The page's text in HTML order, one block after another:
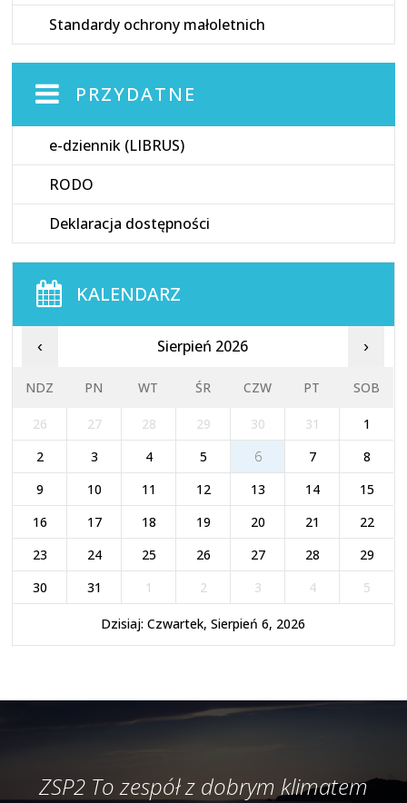
Standardy ochrony małoletnich
PRZYDATNE
e-dziennik (LIBRUS)
RODO
Deklaracja dostępności
KALENDARZ
‹ Sierpień 2026 ›
NDZ PN WT ŚR CZW PT SOB
26 27 28 29 30 31
1
2
3 4 5 6 7
8
9
10 11 12 13 14
15
16
17 18 19 20 21
22
23
24 25 26 27 28
29
30
31 1 2 3 4 5
Dzisiaj: Czwartek, Sierpień 6, 2026
ZSP2 To zespół z dobrym klimatem